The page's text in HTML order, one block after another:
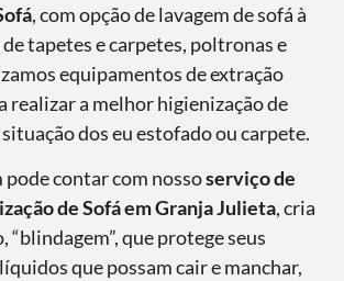
, com opção de lavagem de sofá à
tapetes e carpetes, poltronas e
equipamentos de extração
realizar a melhor higienização de
dos eu estofado ou carpete.
pode contar com nossoserviço de
de Sofáem Granja Julieta, cria
“blindagem”, que protege seus
que possam cair e manchar,